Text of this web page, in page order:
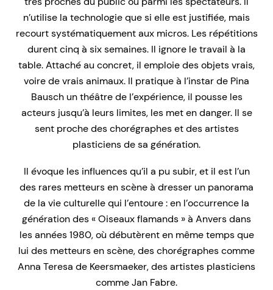
n’utilise la technologie que si elle est justifiée, mais
recourt systématiquement aux micros. Les répétitions
durent cinq à six semaines. Il ignore le travail à la
table. Attaché au concret, il emploie des objets vrais,
voire de vrais animaux. Il pratique à l’instar de Pina
Bausch un théâtre de l’expérience, il pousse les
acteurs jusqu’à leurs limites, les met en danger. Il se
sent proche des chorégraphes et des artistes
plasticiens de sa génération.
Il évoque les influences qu’il a pu subir, et il est l’un
des rares metteurs en scène à dresser un panorama
de la vie culturelle qui l’entoure : en l’occurrence la
génération des « Oiseaux flamands » à Anvers dans
les années 1980, où débutèrent en même temps que
lui des metteurs en scène, des chorégraphes comme
Anna Teresa de Keersmaeker, des artistes plasticiens
comme Jan Fabre.